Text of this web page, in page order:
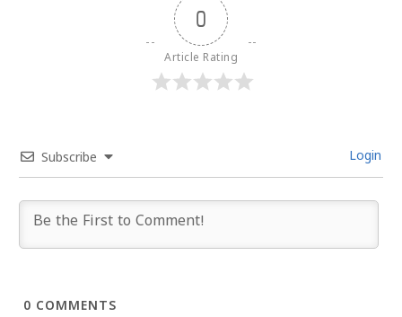
0
Article Rating
Subscribe Login
0 COMMENTS